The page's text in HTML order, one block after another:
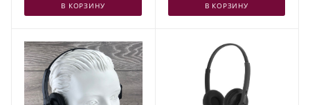
В КОРЗИНУ В КОРЗИНУ